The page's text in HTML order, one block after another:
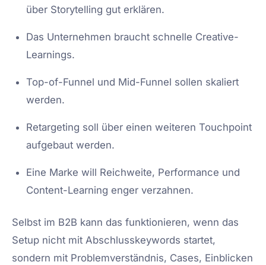
über Storytelling gut erklären.
Das Unternehmen braucht schnelle Creative-
Learnings.
Top-of-Funnel und Mid-Funnel sollen skaliert
werden.
Retargeting soll über einen weiteren Touchpoint
aufgebaut werden.
Eine Marke will Reichweite, Performance und
Content-Learning enger verzahnen.
Selbst im B2B kann das funktionieren, wenn das
Setup nicht mit Abschlusskeywords startet,
sondern mit Problemverständnis, Cases, Einblicken